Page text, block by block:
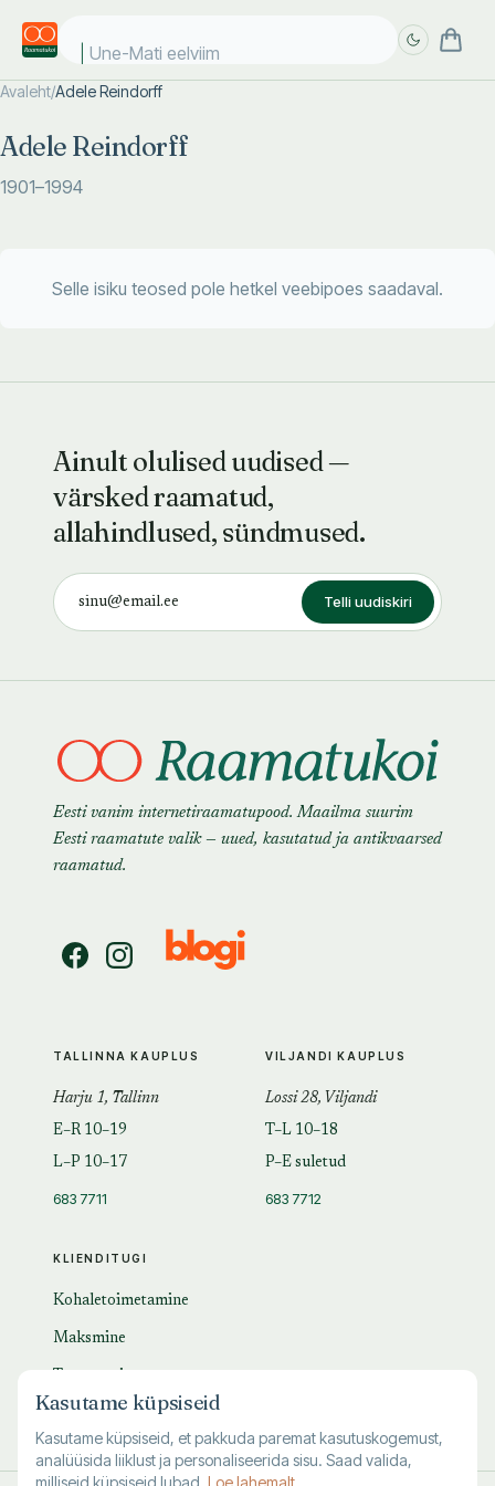
Une-Mati eelviima
Avaleht/Adele Reindorff
Adele Reindorff
1901–1994
Selle isiku teosed pole hetkel veebipoes saadaval.
Ainult olulised uudised —
värsked raamatud,
allahindlused, sündmused.
Telli uudiskiri
Eesti vanim internetiraamatupood. Maailma suurim
Eesti raamatute valik — uued, kasutatud ja antikvaarsed
raamatud.
KLIENDITUGI
Kohaletoimetamine
Maksmine
KKK
TALLINNA KAUPLUS
Harju 1, Tallinn
E–R 10–19
L–P 10–17
683 7711
VILJANDI KAUPLUS
Lossi 28, Viljandi
T–L 10–18
P–E suletud
683 7712
Kasutame küpsiseid
Kasutame küpsiseid, et pakkuda paremat kasutuskogemust,
analüüsida liiklust ja personaliseerida sisu. Saad valida,
milliseid küpsiseid lubad. Loe lahemalt